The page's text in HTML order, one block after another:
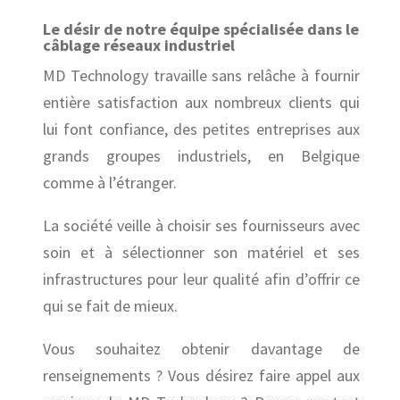
Le désir de notre équipe spécialisée dans le
câblage réseaux industriel
MD Technology travaille sans relâche à fournir
entière satisfaction aux nombreux clients qui
lui font confiance, des petites entreprises aux
grands groupes industriels, en Belgique
comme à l’étranger.
La société veille à choisir ses fournisseurs avec
soin et à sélectionner son matériel et ses
infrastructures pour leur qualité afin d’offrir ce
qui se fait de mieux.
Vous souhaitez obtenir davantage de
renseignements ? Vous désirez faire appel aux